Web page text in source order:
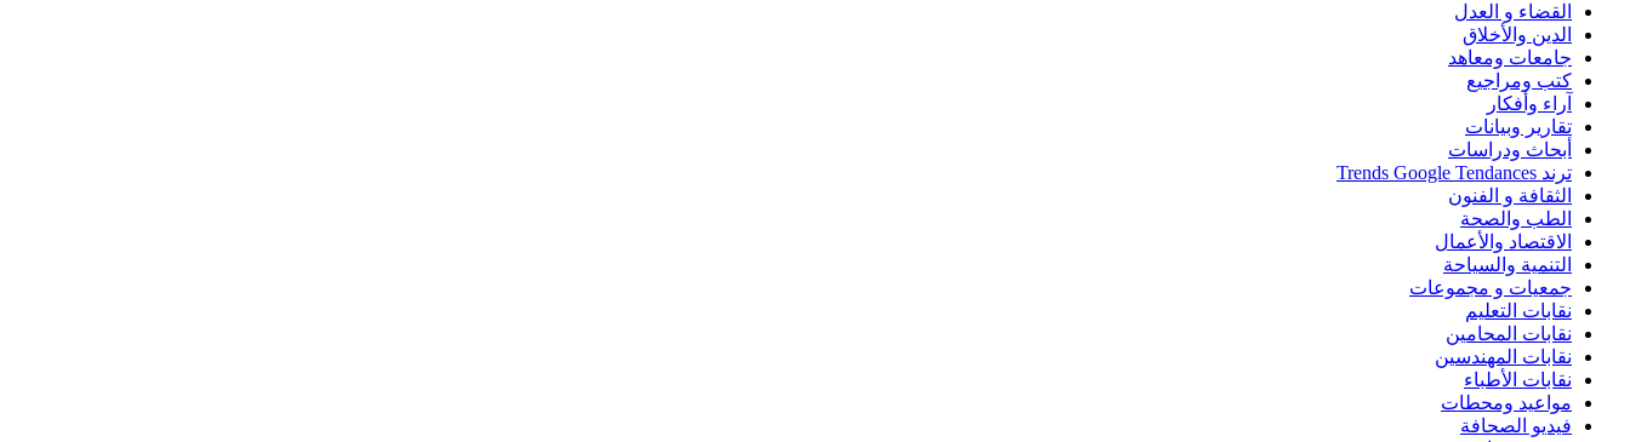
القضاء و العدل
الدين والأخلاق
جامعات ومعاهد
كتب ومراجيع
آراء وأفكار
تقارير وبيانات
أبحاث ودراسات
ترند Trends Google Tendances
الثقافة و الفنون
الطب والصحة
الاقتصاد والأعمال
التنمية والسياحة
جمعيات و مجموعات
نقابات التعليم
نقابات المحامين
نقابات المهندسين
نقابات الأطباء
مواعيد ومحطات
فيديو الصحافة